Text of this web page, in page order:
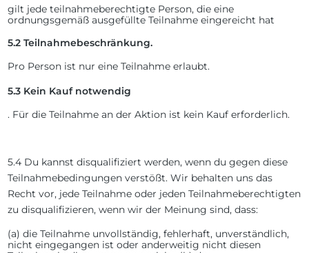
gilt jede teilnahmeberechtigte Person, die eine
ordnungsgemäß ausgefüllte Teilnahme eingereicht hat
5.2Teilnahmebeschränkung.
Pro Person ist nur eine Teilnahme erlaubt.
5.3 Kein Kauf notwendig
. Für die Teilnahme an der Aktion ist kein Kauf erforderlich.
5.4 Du kannst disqualifiziert werden, wenn du gegen diese
Teilnahmebedingungen verstößt.Wir behalten uns das
Recht vor, jede Teilnahme oder jeden Teilnahmeberechtigten
zu disqualifizieren, wenn wir der Meinung sind, dass:
(a)die Teilnahme unvollständig, fehlerhaft, unverständlich,
nicht eingegangen ist oder anderweitig nicht diesen